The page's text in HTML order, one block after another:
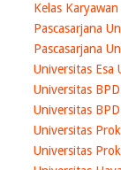
Kelas
Pascasarjana
Pascasarjana
Universitas Esa
Universitas
Universitas
Universitas
Universitas